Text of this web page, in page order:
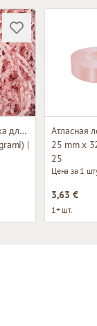
Бумажная стружка для декорирования
|
Атласная
25 mm x
25
Цена за 1
3,63 €
1+ шт.